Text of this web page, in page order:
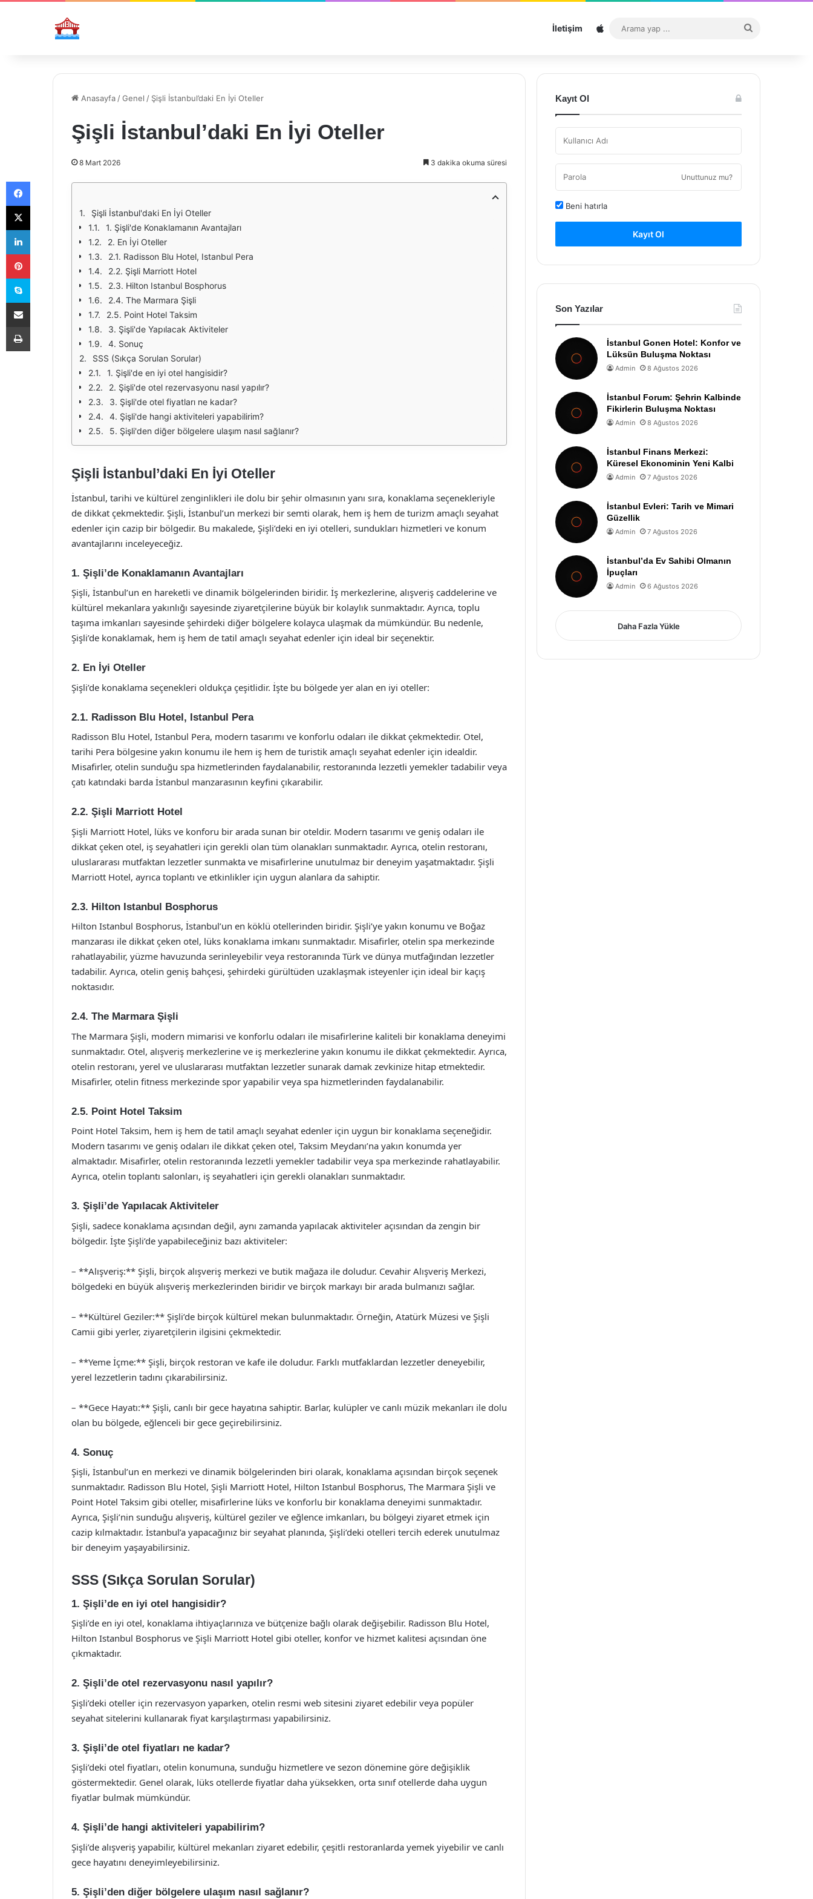
İletişim Sitemap
...
Anasayfa /Genel / Şişli İstanbul’daki En İyi Oteller
Şişli İstanbul’daki En İyi Oteller
8 Mart 2026 3 dakika okuma süresi
Şişli İstanbul'daki En İyi Oteller
1. Şişli'de Konaklamanın Avantajları
2. En İyi Oteller
2.1. Radisson Blu Hotel, Istanbul Pera
2.2. Şişli Marriott Hotel
2.3. Hilton Istanbul Bosphorus
2.4. The Marmara Şişli
2.5. Point Hotel Taksim
3. Şişli'de Yapılacak Aktiviteler
4. Sonuç
SSS (Sıkça Sorulan Sorular)
1. Şişli'de en iyi otel hangisidir?
2. Şişli'de otel rezervasyonu nasıl yapılır?
3. Şişli'de otel fiyatları ne kadar?
4. Şişli'de hangi aktiviteleri yapabilirim?
5. Şişli'den diğer bölgelere ulaşım nasıl sağlanır?
Şişli İstanbul’daki En İyi Oteller
İstanbul, tarihi ve kültürel zenginlikleri ile dolu bir şehir olmasının yanı sıra, konaklama seçenekleriyle
de dikkat çekmektedir. Şişli, İstanbul’un merkezi bir semti olarak, hem iş hem de turizm amaçlı seyahat
edenler için cazip bir bölgedir. Bu makalede, Şişli’deki en iyi otelleri, sundukları hizmetleri ve konum
avantajlarını inceleyeceğiz.
1. Şişli’de Konaklamanın Avantajları
Şişli, İstanbul’un en hareketli ve dinamik bölgelerinden biridir. İş merkezlerine, alışveriş caddelerine ve
kültürel mekanlara yakınlığı sayesinde ziyaretçilerine büyük bir kolaylık sunmaktadır. Ayrıca, toplu
taşıma imkanları sayesinde şehirdeki diğer bölgelere kolayca ulaşmak da mümkündür. Bu nedenle,
Şişli’de konaklamak, hem iş hem de tatil amaçlı seyahat edenler için ideal bir seçenektir.
2. En İyi Oteller
Şişli’de konaklama seçenekleri oldukça çeşitlidir. İşte bu bölgede yer alan en iyi oteller:
2.1. Radisson Blu Hotel, Istanbul Pera
Radisson Blu Hotel, Istanbul Pera, modern tasarımı ve konforlu odaları ile dikkat çekmektedir. Otel,
tarihi Pera bölgesine yakın konumu ile hem iş hem de turistik amaçlı seyahat edenler için idealdir.
Misafirler, otelin sunduğu spa hizmetlerinden faydalanabilir, restoranında lezzetli yemekler tadabilir veya
çatı katındaki barda İstanbul manzarasının keyfini çıkarabilir.
2.2. Şişli Marriott Hotel
Şişli Marriott Hotel, lüks ve konforu bir arada sunan bir oteldir. Modern tasarımı ve geniş odaları ile
dikkat çeken otel, iş seyahatleri için gerekli olan tüm olanakları sunmaktadır. Ayrıca, otelin restoranı,
uluslararası mutfaktan lezzetler sunmakta ve misafirlerine unutulmaz bir deneyim yaşatmaktadır. Şişli
Marriott Hotel, ayrıca toplantı ve etkinlikler için uygun alanlara da sahiptir.
2.3. Hilton Istanbul Bosphorus
Hilton Istanbul Bosphorus, İstanbul’un en köklü otellerinden biridir. Şişli’ye yakın konumu ve Boğaz
manzarası ile dikkat çeken otel, lüks konaklama imkanı sunmaktadır. Misafirler, otelin spa merkezinde
rahatlayabilir, yüzme havuzunda serinleyebilir veya restoranında Türk ve dünya mutfağından lezzetler
tadabilir. Ayrıca, otelin geniş bahçesi, şehirdeki gürültüden uzaklaşmak isteyenler için ideal bir kaçış
noktasıdır.
2.4. The Marmara Şişli
The Marmara Şişli, modern mimarisi ve konforlu odaları ile misafirlerine kaliteli bir konaklama deneyimi
sunmaktadır. Otel, alışveriş merkezlerine ve iş merkezlerine yakın konumu ile dikkat çekmektedir. Ayrıca,
otelin restoranı, yerel ve uluslararası mutfaktan lezzetler sunarak damak zevkinize hitap etmektedir.
Misafirler, otelin fitness merkezinde spor yapabilir veya spa hizmetlerinden faydalanabilir.
2.5. Point Hotel Taksim
Point Hotel Taksim, hem iş hem de tatil amaçlı seyahat edenler için uygun bir konaklama seçeneğidir.
Modern tasarımı ve geniş odaları ile dikkat çeken otel, Taksim Meydanı’na yakın konumda yer
almaktadır. Misafirler, otelin restoranında lezzetli yemekler tadabilir veya spa merkezinde rahatlayabilir.
Ayrıca, otelin toplantı salonları, iş seyahatleri için gerekli olanakları sunmaktadır.
3. Şişli’de Yapılacak Aktiviteler
Şişli, sadece konaklama açısından değil, aynı zamanda yapılacak aktiviteler açısından da zengin bir
bölgedir. İşte Şişli’de yapabileceğiniz bazı aktiviteler:
– **Alışveriş:** Şişli, birçok alışveriş merkezi ve butik mağaza ile doludur. Cevahir Alışveriş Merkezi,
bölgedeki en büyük alışveriş merkezlerinden biridir ve birçok markayı bir arada bulmanızı sağlar.
– **Kültürel Geziler:** Şişli’de birçok kültürel mekan bulunmaktadır. Örneğin, Atatürk Müzesi ve Şişli
Camii gibi yerler, ziyaretçilerin ilgisini çekmektedir.
– **Yeme İçme:** Şişli, birçok restoran ve kafe ile doludur. Farklı mutfaklardan lezzetler deneyebilir,
yerel lezzetlerin tadını çıkarabilirsiniz.
– **Gece Hayatı:** Şişli, canlı bir gece hayatına sahiptir. Barlar, kulüpler ve canlı müzik mekanları ile dolu
olan bu bölgede, eğlenceli bir gece geçirebilirsiniz.
4. Sonuç
Şişli, İstanbul’un en merkezi ve dinamik bölgelerinden biri olarak, konaklama açısından birçok seçenek
sunmaktadır. Radisson Blu Hotel, Şişli Marriott Hotel, Hilton Istanbul Bosphorus, The Marmara Şişli ve
Point Hotel Taksim gibi oteller, misafirlerine lüks ve konforlu bir konaklama deneyimi sunmaktadır.
Ayrıca, Şişli’nin sunduğu alışveriş, kültürel geziler ve eğlence imkanları, bu bölgeyi ziyaret etmek için
cazip kılmaktadır. İstanbul’a yapacağınız bir seyahat planında, Şişli’deki otelleri tercih ederek unutulmaz
bir deneyim yaşayabilirsiniz.
SSS (Sıkça Sorulan Sorular)
1. Şişli’de en iyi otel hangisidir?
Şişli’de en iyi otel, konaklama ihtiyaçlarınıza ve bütçenize bağlı olarak değişebilir. Radisson Blu Hotel,
Hilton Istanbul Bosphorus ve Şişli Marriott Hotel gibi oteller, konfor ve hizmet kalitesi açısından öne
çıkmaktadır.
2. Şişli’de otel rezervasyonu nasıl yapılır?
Şişli’deki oteller için rezervasyon yaparken, otelin resmi web sitesini ziyaret edebilir veya popüler
seyahat sitelerini kullanarak fiyat karşılaştırması yapabilirsiniz.
3. Şişli’de otel fiyatları ne kadar?
Şişli’deki otel fiyatları, otelin konumuna, sunduğu hizmetlere ve sezon dönemine göre değişiklik
göstermektedir. Genel olarak, lüks otellerde fiyatlar daha yüksekken, orta sınıf otellerde daha uygun
fiyatlar bulmak mümkündür.
4. Şişli’de hangi aktiviteleri yapabilirim?
Şişli’de alışveriş yapabilir, kültürel mekanları ziyaret edebilir, çeşitli restoranlarda yemek yiyebilir ve canlı
gece hayatını deneyimleyebilirsiniz.
5. Şişli’den diğer bölgelere ulaşım nasıl sağlanır?
Kayıt Ol
Unuttunuz mu?
Beni hatırla
Kayıt Ol
Son Yazılar
İstanbul Gonen Hotel: Konfor ve
Lüksün Buluşma Noktası
Admin 8 Ağustos 2026
İstanbul Forum: Şehrin Kalbinde
Fikirlerin Buluşma Noktası
Admin 8 Ağustos 2026
İstanbul Finans Merkezi:
Küresel Ekonominin Yeni Kalbi
Admin 7 Ağustos 2026
İstanbul Evleri: Tarih ve Mimari
Güzellik
Admin 7 Ağustos 2026
İstanbul’da Ev Sahibi Olmanın
İpuçları
Admin 6 Ağustos 2026
Daha Fazla Yükle
Facebook
X
LinkedIn
Pinterest
Skype
E-Posta ile paylaş